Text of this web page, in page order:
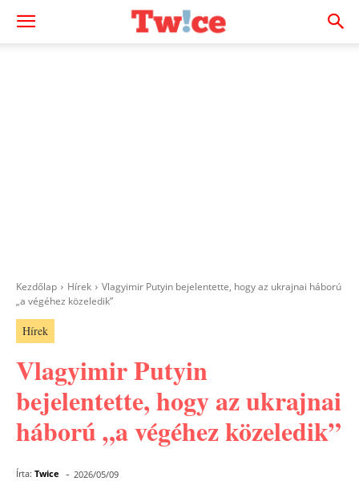
Kezdőlap Hírek
Vlagyimir Putyin bejelentette, hogy az ukrajnai háború
„a végéhez közeledik”
Hírek
Vlagyimir Putyin
bejelentette, hogy az ukrajnai
háború „a végéhez közeledik”
Írta: Twice - 2026/05/09